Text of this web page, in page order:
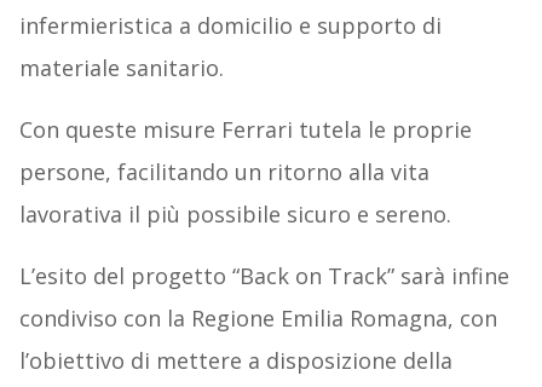
infermieristica a domicilio e supporto di
materiale sanitario.
Con queste misure Ferrari tutela le proprie
persone, facilitando un ritorno alla vita
lavorativa il più possibile sicuro e sereno.
L’esito del progetto “Back on Track” sarà infine
condiviso con la Regione Emilia Romagna, con
l’obiettivo di mettere a disposizione della